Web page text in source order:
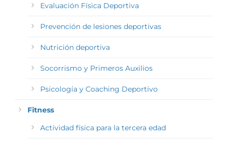
Evaluación Física Deportiva
Prevención de lesiones deportivas
Nutrición deportiva
Socorrismo y Primeros Auxilios
Psicología y Coaching Deportivo
Fitness
Actividad física para la tercera edad